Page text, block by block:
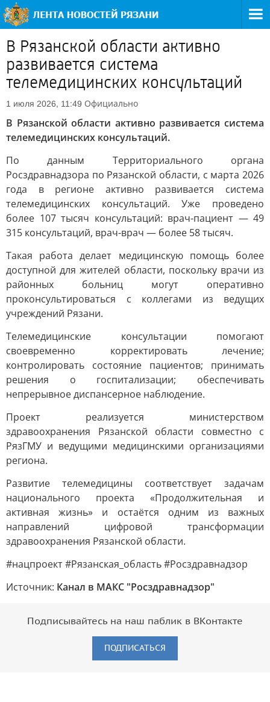
В Рязанской области активно
развивается система
телемедицинских консультаций
1 июля 2026, 11:49 Официально
В Рязанской области активно развивается система
телемедицинских консультаций.
По данным Территориального органа
Росздравнадзора по Рязанской области, с марта 2026
года в регионе активно развивается система
телемедицинских консультаций. Уже проведено
более 107 тысяч консультаций: врач-пациент — 49
315 консультаций, врач-врач — более 58 тысяч.
Такая работа делает медицинскую помощь более
доступной для жителей области, поскольку врачи из
районных больниц могут оперативно
проконсультироваться с коллегами из ведущих
учреждений Рязани.
Телемедицинские консультации помогают
своевременно корректировать лечение;
контролировать состояние пациентов; принимать
решения о госпитализации; обеспечивать
непрерывное диспансерное наблюдение.
Проект реализуется министерством
здравоохранения Рязанской области совместно с
РязГМУ и ведущими медицинскими организациями
региона.
Развитие телемедицины соответствует задачам
национального проекта «Продолжительная и
активная жизнь» и остаётся одним из важных
направлений цифровой трансформации
здравоохранения Рязанской области.
#нацпроект #Рязанская_область #Росздравнадзор
Источник: Канал в МАКС "Росздравнадзор"
Подписывайтесь на наш паблик в ВКонтакте
ПОДПИСАТЬСЯ